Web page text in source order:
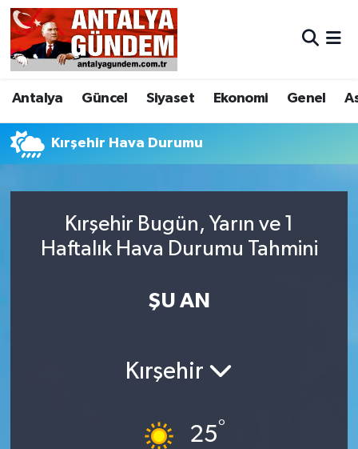
Antalya Güncel Siyaset Ekonomi Genel
Kırşehir Hava Durumu
Kırşehir Bugün, Yarın ve 1
Haftalık Hava Durumu Tahmini
ŞU AN
Kırşehir
25°
Antalya
Asayiş
Bilim & Teknoloji
EĞİTİM
Antalya Nöbetçi Eczaneler
Antalya Hava Durumu
Antalya Namaz Vakitleri
Süper Lig Puan Durumu ve Fikstür
Son Dakika Haberleri